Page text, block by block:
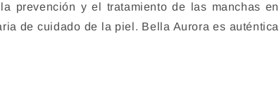
prevención y el tratamiento de las manchas en
de cuidado de la piel. Bella Aurora es auténtica